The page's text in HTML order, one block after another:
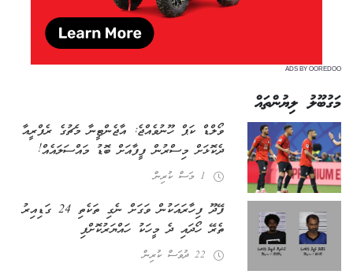
ADS BY OOREDOO
މަގުބޫލު ލިޔުންތައް
ވޯލްޑް ކަޕް ހޫނުވެއްޖެ: އާޖެންޓީނާ މެޗުގެ ރެފްރީއާ
ދެކޮޅަށް މިސްރުން ފީފާއަށް ބޮޑު މައްސަލައެއް!
1 މަސް ކުރިން
ފޭދޫ ފިހާރައަކުން ވަގަށް ނެގި ތަކެތި 24 ގަޑިއިރު
ތެރޭ ހޯދައި ދެ މީހަކު ހައްޔަރުކޮށްފި
22 ދުވަސް ކުރިން